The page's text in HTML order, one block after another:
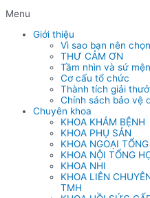
Menu
Giới thiệu
Vì sao bạn nên
THƯ CẢM ƠN
Tầm nhìn và sứ
Cơ cấu tổ chức
Thành tích giải
Chính sách bảo vệ
Chuyên khoa
KHOA KHÁM BỆNH
KHOA PHỤ SẢN
KHOA NGOẠI
KHOA NỘI TỔNG
KHOA NHI
KHOA LIÊN
TMH